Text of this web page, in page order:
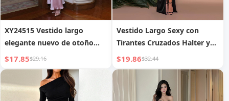
XY24515 Vestido largo
elegante nuevo de otoño
2024, estilo socialité,
temperamento elegante,
vestido sin mangas de satén
para mujer
$17.85$29.16
Vestido Largo Sexy con
Tirantes Cruzados Halter y
Abertura, Estilo Socialité
Nuevo Otoño 2024 YJ24469
para Mujer
$19.86$32.44